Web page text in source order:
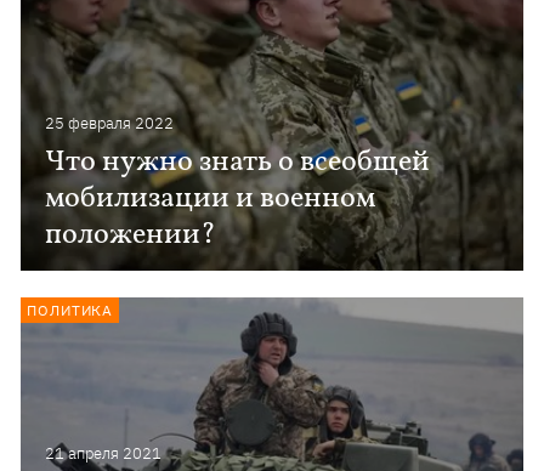
25 февраля 2022
Что нужно знать о всеобщей
мобилизации и военном
положении?
21 апреля 2021
ПОЛИТИКА